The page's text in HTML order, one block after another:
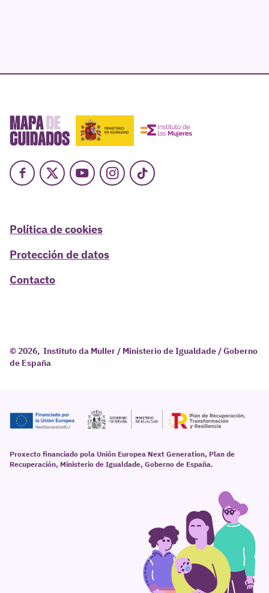
Facebook
X YoutubeInstagram
TikTok
Política de cookies
Protección de datos
Contacto
© 2026, Instituto da Muller / Ministerio de Igualdade / Goberno
de España
Proxecto financiado pola Unión Europea Next Generation, Plan de
Recuperación, Ministerio de Igualdade, Goberno de España.